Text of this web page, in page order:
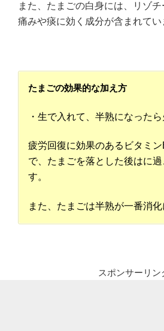
また、たまごの白身には、リゾ
痛みや痰に効く成分が含まれてい
たまごの効果的な加え方
・生で入れて、半熟になった
疲労回復に効果のあるビタミ
で、たまごを落とした後はに
す。
また、たまごは半熟が一番消化
スポンサーリン